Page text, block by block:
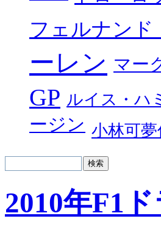
フェルナンド
ーレン マー
GP ルイス・ハ
ージン 小林可夢
2010年F1